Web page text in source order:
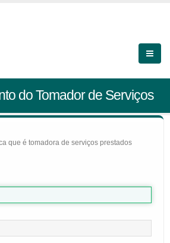
do Tomador de Serviços
que é tomadora de serviços prestados